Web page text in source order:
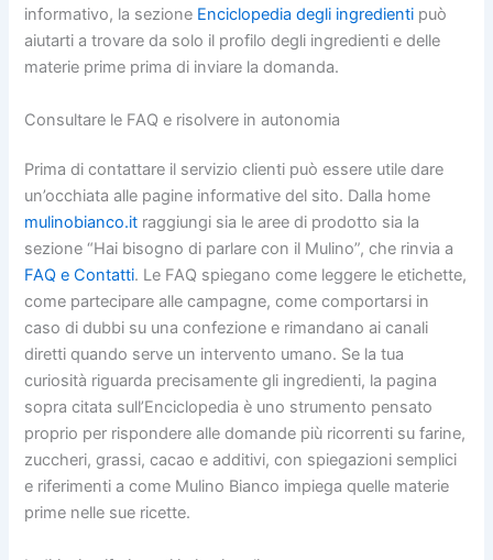
informativo, la sezione Enciclopedia degli ingredienti può
aiutarti a trovare da solo il profilo degli ingredienti e delle
materie prime prima di inviare la domanda.
Consultare le FAQ e risolvere in autonomia
Prima di contattare il servizio clienti può essere utile dare
un’occhiata alle pagine informative del sito. Dalla home
mulinobianco.it raggiungi sia le aree di prodotto sia la
sezione “Hai bisogno di parlare con il Mulino”, che rinvia a
FAQ e Contatti. Le FAQ spiegano come leggere le etichette,
come partecipare alle campagne, come comportarsi in
caso di dubbi su una confezione e rimandano ai canali
diretti quando serve un intervento umano. Se la tua
curiosità riguarda precisamente gli ingredienti, la pagina
sopra citata sull’Enciclopedia è uno strumento pensato
proprio per rispondere alle domande più ricorrenti su farine,
zuccheri, grassi, cacao e additivi, con spiegazioni semplici
e riferimenti a come Mulino Bianco impiega quelle materie
prime nelle sue ricette.